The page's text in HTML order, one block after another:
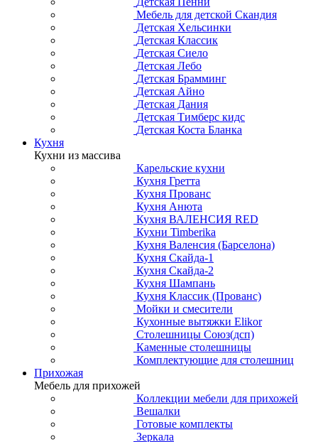
Мебель для детской Скандия
Детская Хельсинки
Детская Классик
Детская Сиело
Детская Лебо
Детская Брамминг
Детская Айно
Детская Дания
Детская Тимберс кидс
Детская Коста Бланка
Кухня
Кухни из массива
Карельские кухни
Кухня Гретта
Кухня Прованс
Кухня Анюта
Кухня ВАЛЕНСИЯ RED
Кухни Timberika
Кухня Валенсия (Барселона)
Кухня Скайда-1
Кухня Скайда-2
Кухня Шампань
Кухня Классик (Прованс)
Мойки и смесители
Кухонные вытяжки Elikor
Столешницы Союз(дсп)
Каменные столешницы
Комплектующие для столешниц
Прихожая
Мебель для прихожей
Коллекции мебели для прихожей
Вешалки
Готовые комплекты
Зеркала